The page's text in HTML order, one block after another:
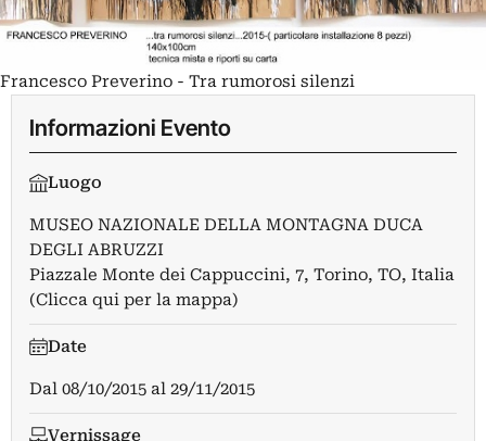
Francesco Preverino - Tra rumorosi silenzi
Informazioni Evento
Luogo
MUSEO NAZIONALE DELLA MONTAGNA DUCA
DEGLI ABRUZZI
Piazzale Monte dei Cappuccini, 7, Torino, TO, Italia
(Clicca qui per la mappa)
Date
Dal 08/10/2015 al 29/11/2015
Vernissage